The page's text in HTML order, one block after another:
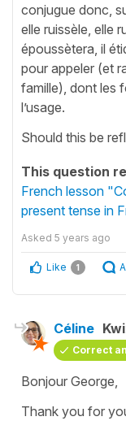
conjugue donc,
elle ruissèle, elle
époussètera, il
pour appeler (et
famille), dont les
l’usage.
Should this be
This question
French lesson
present tense in
Asked 5 years ago
Like 1
Céline
Correct
Bonjour George,
Thank you for